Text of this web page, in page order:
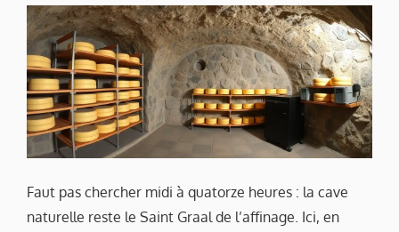
Faut pas chercher midi à quatorze heures : la cave
naturelle reste le Saint Graal de l’affinage. Ici, en